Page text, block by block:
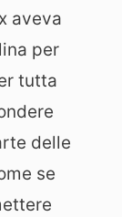
aveva
per
tutta
delle
se